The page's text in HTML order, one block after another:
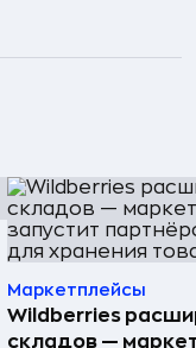
Маркетплейсы
Wildberries
складов —